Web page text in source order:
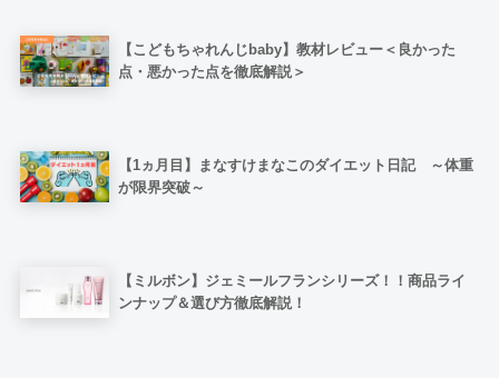
【こどもちゃれんじbaby】教材レビュー＜良かった
点・悪かった点を徹底解説＞
【1ヵ月目】まなすけまなこのダイエット日記 ～体重
が限界突破～
【ミルボン】ジェミールフランシリーズ！！商品ライ
ンナップ＆選び方徹底解説！